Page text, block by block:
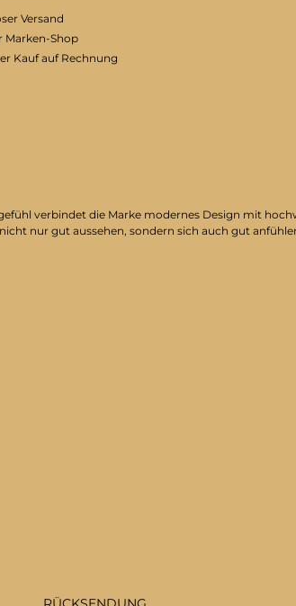
verbindet die Marke modernes Design mit
nur gut aussehen, sondern sich auch gut
Versand
Marken-Shop
Kauf auf Rechnung